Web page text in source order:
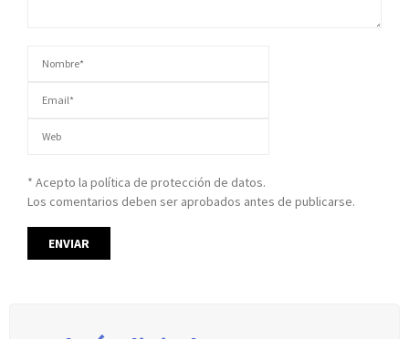
* Acepto la política de protección de datos.
Los comentarios deben ser aprobados antes de publicarse.